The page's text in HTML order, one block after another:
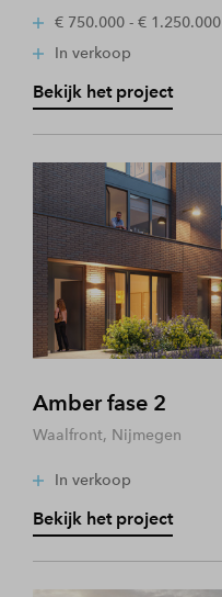
€ 750.000 - € 1.250.000
In verkoop
Bekijk het project
Amber fase 2
Waalfront, Nijmegen
In verkoop
Bekijk het project